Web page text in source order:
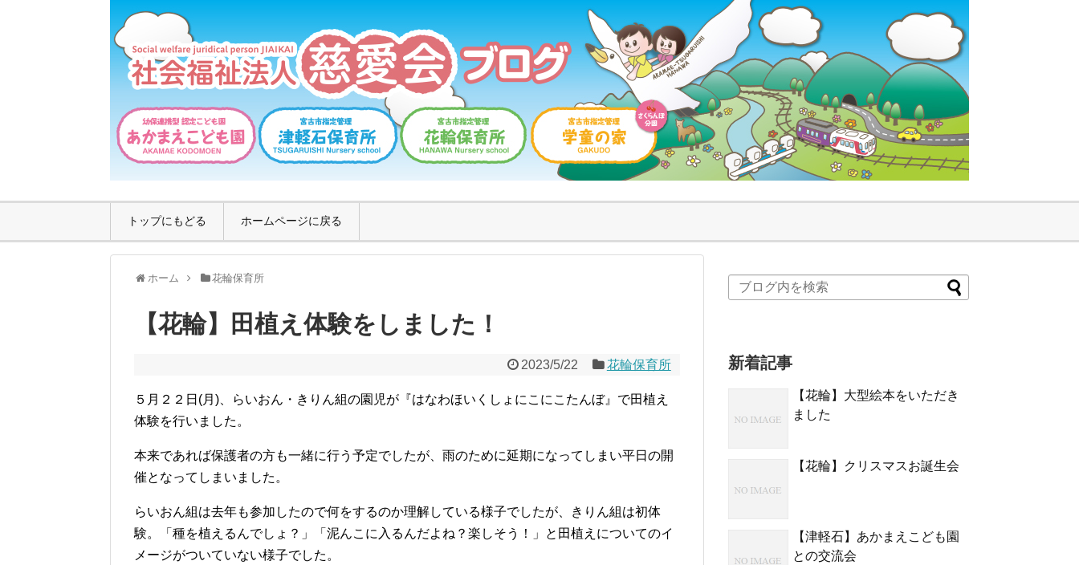
トップにもどる ホームページに戻る
ホーム 花輪保育所
【花輪】田植え体験をしました！
2023/5/22 花輪保育所
５月２２日(月)、らいおん・きりん組の園児が『はなわほいくしょにこにこたんぼ』で田植え
体験を行いました。
本来であれば保護者の方も一緒に行う予定でしたが、雨のために延期になってしまい平日の開
催となってしまいました。
らいおん組は去年も参加したので何をするのか理解している様子でしたが、きりん組は初体
験。「種を植えるんでしょ？」「泥んこに入るんだよね？楽しそう！」と田植えについてのイ
メージがついていない様子でした。
新着記事
【花輪】大型絵本をいただき
ました
【花輪】クリスマスお誕生会
【津軽石】あかまえこども園
との交流会